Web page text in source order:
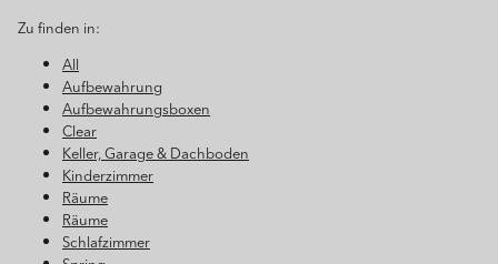
Zu finden in:
All
Aufbewahrung
Aufbewahrungsboxen
Clear
Keller, Garage & Dachboden
Kinderzimmer
Räume
Räume
Schlafzimmer